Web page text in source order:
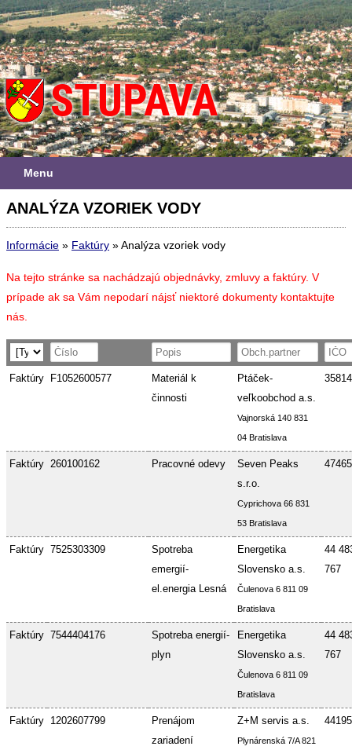
Menu
ANALÝZA VZORIEK VODY
Informácie » Faktúry »Analýza vzoriek vody
Na tejto stránke sa nachádzajú objednávky, zmluvy a faktúry. V
prípade ak sa Vám nepodarí nájsť niektoré dokumenty kontaktujte
nás.
Faktúry F1052600577
Materiál k
činnosti
Ptáček-
veľkoobchod a.s.
Vajnorská 140 831
04 Bratislava
Faktúry 260100162 Pracovné odevy
Seven Peaks
s.r.o.
Cyprichova 66 831
53 Bratislava
Faktúry 7525303309
Spotreba
emergií-
el.energia Lesná
Energetika
Slovensko a.s.
Čulenova 6 811 09
Bratislava
44
767
Faktúry 7544404176
Spotreba energií-
plyn
Energetika
Slovensko a.s.
Čulenova 6 811 09
Bratislava
44
767
Faktúry 1202607799
Prenájom
zariadení
Z+M servis a.s.
Plynárenská 7/A 821